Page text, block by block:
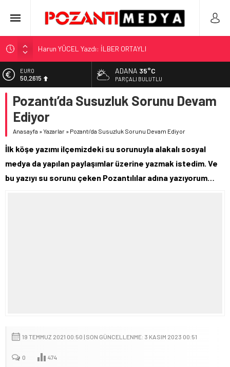
Harun YÜCEL Yazdı: İLBER ORTAYLI
“KILAVUZ HATİCE’NİN MEZARI NEREDE?!!!”
Adana’nın Gizli Cenneti Pozantı Akçatekir Yaylası
Gaziantep, Mersin ve Adana’da Web Tasarımın Öncüsü GZR
Ajans
EURO
50,2615
ALTIN
5.910,66
BİST
11.456,34
DOLAR
42,6961
ADANA 35°C
PARÇALI BULUTLU
Pozantı’da Susuzluk Sorunu Devam
Ediyor
Anasayfa »Yazarlar » Pozantı’da Susuzluk Sorunu Devam Ediyor
İlk köşe yazımı ilçemizdeki su sorunuyla alakalı sosyal
medya da yapılan paylaşımlar üzerine yazmak istedim. Ve
bu yazıyı su sorunu çeken Pozantılılar adına yazıyorum…
19 TEMMUZ 2021 00:50 | SON GÜNCELLENME: 3 KASIM 2023 00:51
0 474